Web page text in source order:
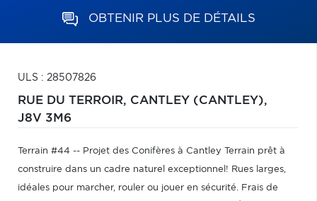
OBTENIR PLUS DE DÉTAILS
ULS : 28507826
RUE DU TERROIR, CANTLEY (CANTLEY),
J8V 3M6
Terrain #44 -- Projet des Conifères à Cantley Terrain prêt à
construire dans un cadre naturel exceptionnel! Rues larges,
idéales pour marcher, rouler ou jouer en sécurité. Frais de